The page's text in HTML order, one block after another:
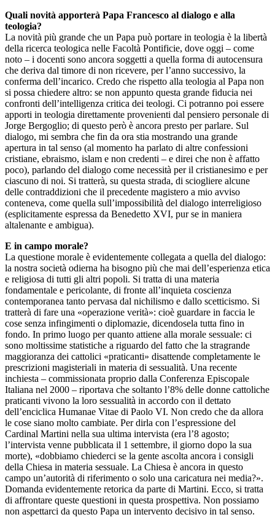
Quali novità apporterà Papa Francesco al dialogo e alla
teologia?
La novità più grande che un Papa può portare in teologia è la libertà
della ricerca teologica nelle Facoltà Pontificie, dove oggi – come
noto – i docenti sono ancora soggetti a quella forma di autocensura
che deriva dal timore di non ricevere, per l’anno successivo, la
conferma dell’incarico. Credo che rispetto alla teologia al Papa non
si possa chiedere altro: se non appunto questa grande fiducia nei
confronti dell’intelligenza critica dei teologi. Ci potranno poi essere
apporti in teologia direttamente provenienti dal pensiero personale di
Jorge Bergoglio; di questo però è ancora presto per parlare. Sul
dialogo, mi sembra che fin da ora stia mostrando una grande
apertura in tal senso (al momento ha parlato di altre confessioni
cristiane, ebraismo, islam e non credenti – e direi che non è affatto
poco), parlando del dialogo come necessità per il cristianesimo e per
ciascuno di noi. Si tratterà, su questa strada, di sciogliere alcune
delle contraddizioni che il precedente magistero a mio avviso
conteneva, come quella sull’impossibilità del dialogo interreligioso
(esplicitamente espressa da Benedetto XVI, pur se in maniera
altalenante e ambigua).
E in campo morale?
La questione morale è evidentemente collegata a quella del dialogo:
la nostra società odierna ha bisogno più che mai dell’esperienza etica
e religiosa di tutti gli altri popoli. Si tratta di una materia
fondamentale e pericolante, di fronte all’inquieta coscienza
contemporanea tanto pervasa dal nichilismo e dallo scetticismo. Si
tratterà di fare una «operazione verità»: cioè guardare in faccia le
cose senza infingimenti o diplomazie, dicendosela tutta fino in
fondo. In primo luogo per quanto attiene alla morale sessuale: ci
sono moltissime statistiche a riguardo del fatto che la stragrande
maggioranza dei cattolici «praticanti» disattende completamente le
prescrizioni magisteriali in materia di sessualità. Una recente
inchiesta – commissionata proprio dalla Conferenza Episcopale
Italiana nel 2000 – riportava che soltanto l’8% delle donne cattoliche
praticanti vivono la loro sessualità in accordo con il dettato
dell’enciclica Humanae Vitae di Paolo VI. Non credo che da allora
le cose siano molto cambiate. Per dirla con l’espressione del
Cardinal Martini nella sua ultima intervista (era l’8 agosto;
l’intervista venne pubblicata il 1 settembre, il giorno dopo la sua
morte), «dobbiamo chiederci se la gente ascolta ancora i consigli
della Chiesa in materia sessuale. La Chiesa è ancora in questo
campo un’autorità di riferimento o solo una caricatura nei media?».
Domanda evidentemente retorica da parte di Martini. Ecco, si tratta
di affrontare queste questioni in questa prospettiva. Non possiamo
non aspettarci da questo Papa un intervento decisivo in tal senso.